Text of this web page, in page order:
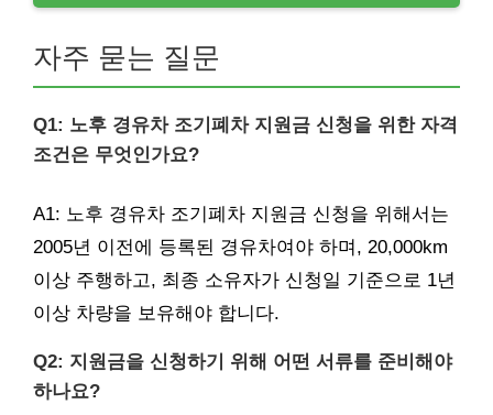
자주 묻는 질문
Q1: 노후 경유차 조기폐차 지원금 신청을 위한 자격
조건은 무엇인가요?
A1: 노후 경유차 조기폐차 지원금 신청을 위해서는
2005년 이전에 등록된 경유차여야 하며, 20,000km
이상 주행하고, 최종 소유자가 신청일 기준으로 1년
이상 차량을 보유해야 합니다.
Q2: 지원금을 신청하기 위해 어떤 서류를 준비해야
하나요?